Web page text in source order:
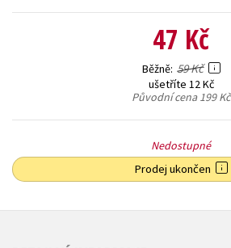
47 Kč
Běžně 59 Kč
ušetříte 12 Kč
Původní cena199 Kč
Nedostupné
Prodej ukončen